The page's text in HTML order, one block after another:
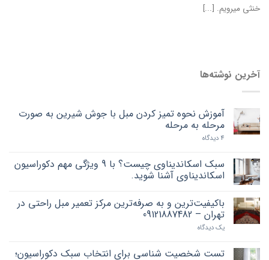
خنثی می‎رویم. [...]
آخرین نوشته‌ها
آموزش نحوه تمیز کردن مبل با جوش شیرین به صورت
مرحله به مرحله
4 دیدگاه
سبک اسکاندیناوی چیست؟ با 9 ویژگی مهم دکوراسیون
اسکاندیناوی آشنا شوید.
باکیفیت‌ترین و به صرفه‌ترین مرکز تعمیر مبل راحتی در
تهران – 09121887482
یک دیدگاه
تست شخصیت شناسی برای انتخاب سبک دکوراسیون؛